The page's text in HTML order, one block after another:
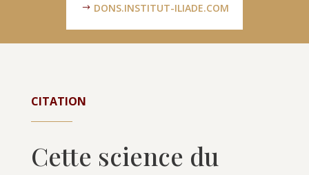
DONS.INSTITUT-ILIADE.COM
CITATION
Cette science du